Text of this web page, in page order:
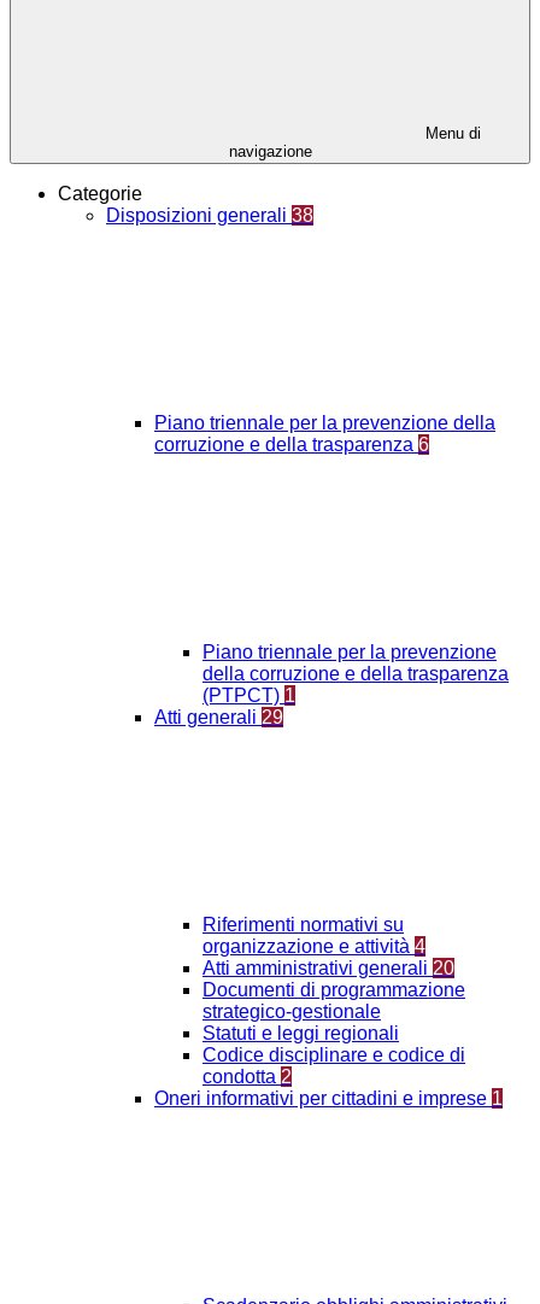
Menu di
navigazione
Categorie
Disposizioni generali 38
Piano triennale per la prevenzione della
corruzione e della trasparenza 6
Piano triennale per la prevenzione
della corruzione e della trasparenza
(PTPCT) 1
Atti generali 29
Riferimenti normativi su
organizzazione e attività 4
Atti amministrativi generali 20
Documenti di programmazione
strategico-gestionale
Statuti e leggi regionali
Codice disciplinare e codice di
condotta 2
Oneri informativi per cittadini e imprese 1